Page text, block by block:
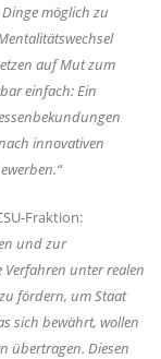
möglich zu
auf Mut zum
einfach: Ein
innovativen
Fraktion:
und zur
unter realen
fördern, um Staat
sich bewährt, wollen
übertragen. Diesen